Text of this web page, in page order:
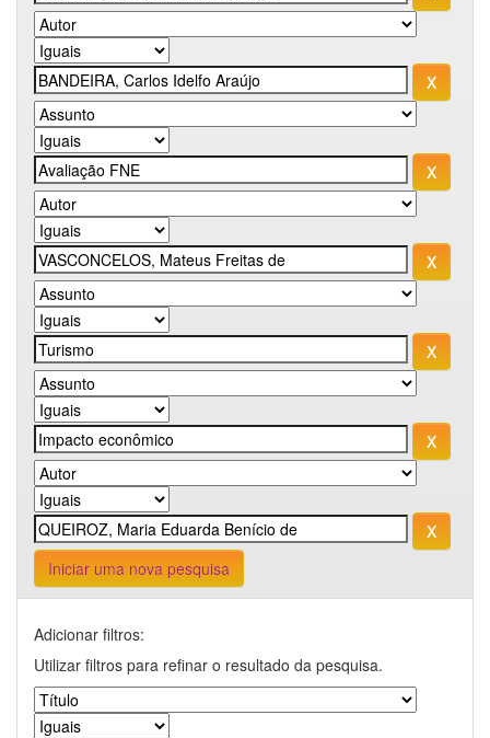
Iniciar uma nova pesquisa
Adicionar filtros:
Utilizar filtros para refinar o resultado da pesquisa.